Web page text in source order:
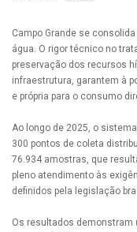
Campo Grande se
água. O rigor técnico no
preservação dos recursos
infraestrutura, garantem à
e própria para o consumo
Ao longo de 2025, o
300 pontos de coleta
76.934 amostras, que
pleno atendimento às
definidos pela legislação
Os resultados demonstram